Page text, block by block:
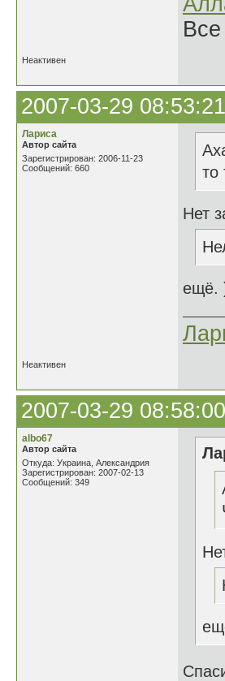
Неактивен
2007-03-29 08:53:21
Лариса
Автор сайта
Зарегистрирован: 2006-11-23
Сообщений: 660
то
Нет
ещё.
Неактивен
2007-03-29 08:58:00
albo67
Автор сайта
Откуда: Украина, Александрия
Зарегистрирован: 2007-02-13
Сообщений: 349